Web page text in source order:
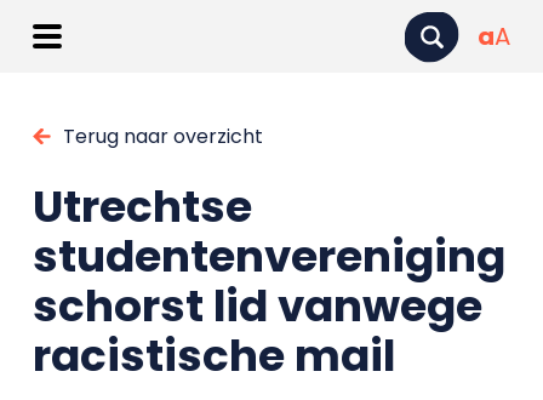
aA
Terug naar overzicht
Utrechtse
studentenvereniging
schorst lid vanwege
racistische mail